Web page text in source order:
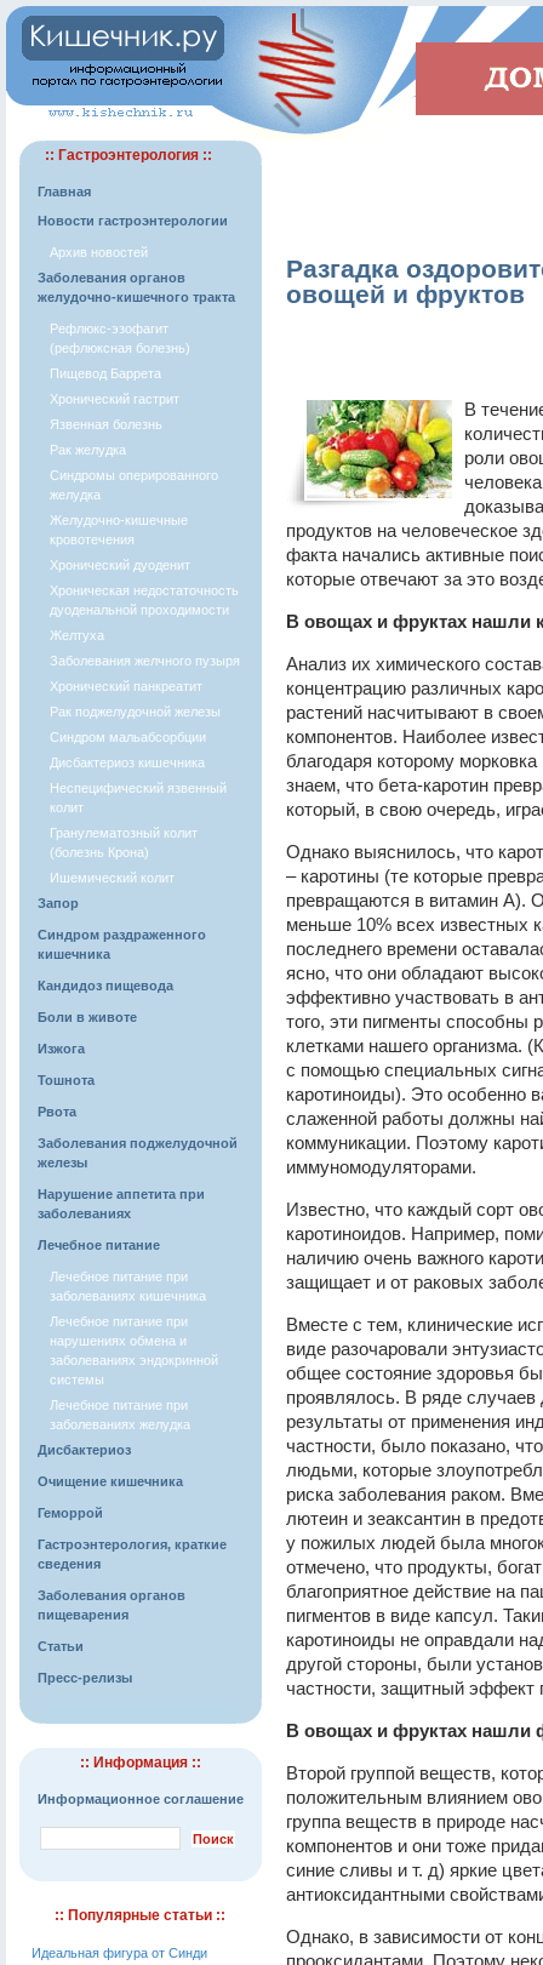
:: Гастроэнтерология ::
Главная
Новости гастроэнтерологии
Архив новостей
Заболевания органов
желудочно-кишечного тракта
Рефлюкс-эзофагит
(рефлюксная болезнь)
Пищевод Баррета
Хронический гастрит
Язвенная болезнь
Рак желудка
Синдромы оперированного
желудка
Желудочно-кишечные
кровотечения
Хронический дуоденит
Хроническая недостаточность
дуоденальной проходимости
Желтуха
Заболевания желчного пузыря
Хронический панкреатит
Рак поджелудочной железы
Синдром мальабсорбции
Дисбактериоз кишечника
Неспецифический язвенный
колит
Гранулематозный колит
(болезнь Крона)
Ишемический колит
Запор
Синдром раздраженного
кишечника
Кандидоз пищевода
Боли в животе
Изжога
Тошнота
Рвота
Заболевания поджелудочной
железы
Нарушение аппетита при
заболеваниях
Лечебное питание
Лечебное питание при
заболеваниях кишечника
Лечебное питание при
нарушениях обмена и
заболеваниях эндокринной
системы
Лечебное питание при
заболеваниях желудка
Дисбактериоз
Очищение кишечника
Геморрой
Гастроэнтерология, краткие
сведения
Заболевания органов
пищеварения
Статьи
Пресс-релизы
:: Информация ::
Информационное соглашение
:: Популярные статьи ::
Идеальная фигура от Синди
Разгадка
овощей и фруктов
В
роли
продуктов на человеческое
факта начались активные
которые отвечают за это
В овощах и фруктах нашли
Анализ их химического
концентрацию различных
растений насчитывают в
компонентов. Наиболее
благодаря которому
знаем, что бета-каротин
который, в свою очередь,
Однако выяснилось, что
– каротины (те которые
превращаются в витамин А).
меньше 10% всех известных
последнего времени
ясно, что они обладают
эффективно участвовать в
того, эти пигменты способны
клетками нашего организма.
с помощью специальных
каротиноиды). Это особенно
слаженной работы должны
коммуникации. Поэтому
иммуномодуляторами.
Известно, что каждый сорт
каротиноидов. Например,
наличию очень важного
защищает и от раковых
Вместе с тем, клинические
виде разочаровали
общее состояние здоровья
проявлялось. В ряде
результаты от применения
частности, было показано,
людьми, которые
риска заболевания раком.
лютеин и зеаксантин в
у пожилых людей была
отмечено, что продукты,
благоприятное действие на
пигментов в виде капсул.
каротиноиды не оправдали
другой стороны, были
частности, защитный
В овощах и фруктах нашли
Второй группой веществ,
положительным влиянием
группа веществ в природе
компонентов и они тоже
синие сливы и т. д) яркие
антиоксидантными
Однако, в зависимости от
прооксидантами. Поэтому